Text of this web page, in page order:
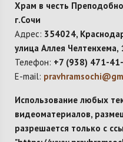
Храм в честь
г.Сочи
Адрес: 354024,
улица Аллея Челтенхема,
Телефон: +7 (938) 471-
E-mail:
Использование любых
видеоматериалов,
разрешается только с